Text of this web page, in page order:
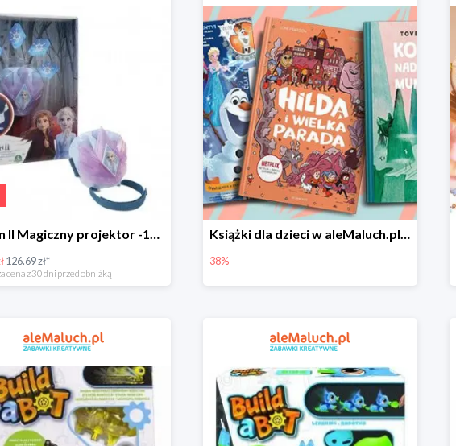
Frozen II Magiczny projektor -18%
126.69 zł*
cena z 30 dni przed obniżką
Książki dla dzieci w aleMaluch.pl do -40%
38%